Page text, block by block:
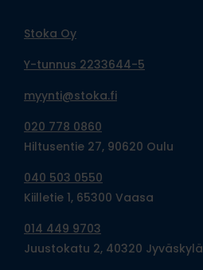
Stoka Oy
Y-tunnus 2233644-5
myynti@stoka.fi
020 778 0860
Hiltusentie 27, 90620 Oulu
040 503 0550
Kiilletie 1, 65300 Vaasa
014 449 9703
Juustokatu 2, 40320 Jyväskylä